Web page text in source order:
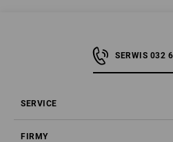
SERWIS 032
SERVICE
FIRMY